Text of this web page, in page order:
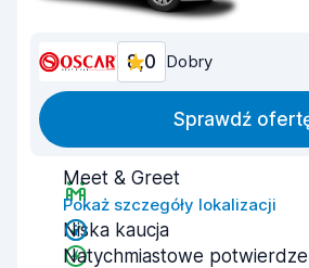
8,0 Dobry
Sprawdź
Meet & Greet
Pokaż szczegóły lokalizacji
Niska kaucja
Natychmiastowe